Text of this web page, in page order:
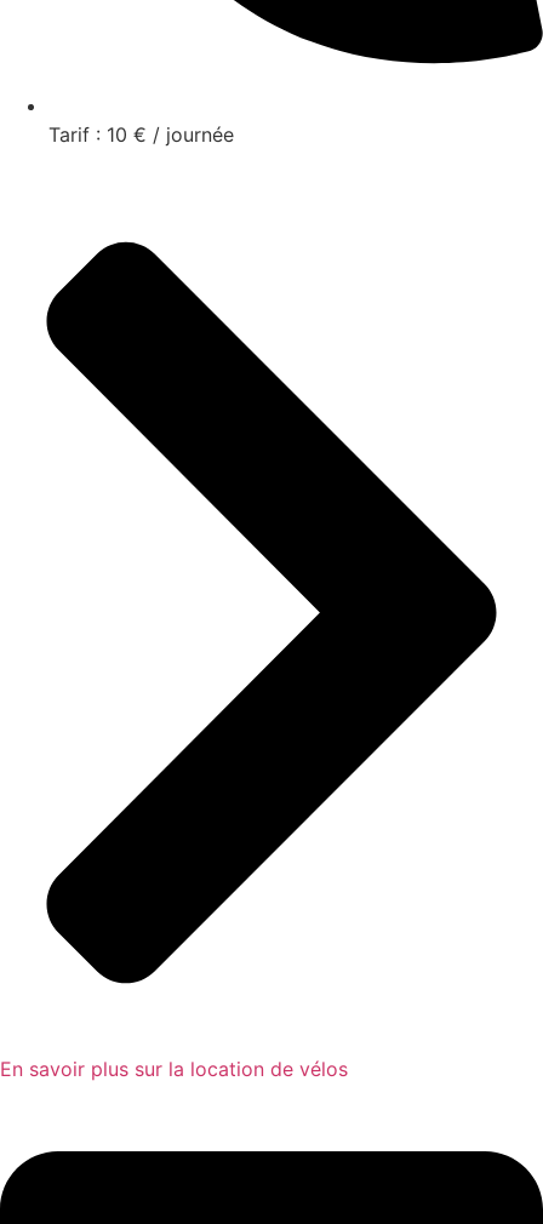
Tarif : 10 € / journée
En savoir plus sur la location de vélos